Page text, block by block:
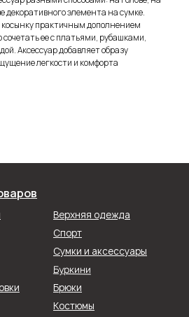
декоративного элемента на сумке.
практичным дополнением
сочетать ее с платьями, рубашками,
Аксессуар добавляет образу
легкости и комфорта
Спорт
Верхняя одежда
Сумки и аксессуары
Брюки
Буркини
Костюмы